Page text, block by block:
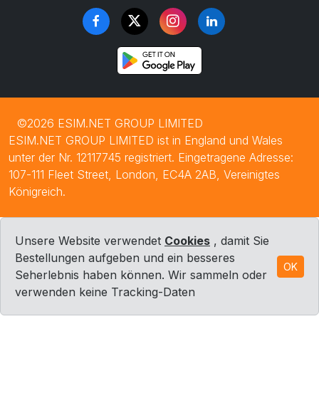
©2026 ESIM.NET GROUP LIMITED
ESIM.NET GROUP LIMITED ist in England und Wales
unter der Nr. 12117745 registriert. Eingetragene Adresse:
107-111 Fleet Street, London, EC4A 2AB, Vereinigtes
Königreich.
Unsere Website verwendet Cookies , damit Sie
Bestellungen aufgeben und ein besseres
Seherlebnis haben können. Wir sammeln oder
verwenden keine Tracking-Daten
OK